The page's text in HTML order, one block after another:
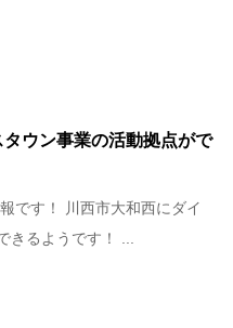
ウン事業の活動拠点がで
です！ 川西市大和西にダイ
きるようです！ ...